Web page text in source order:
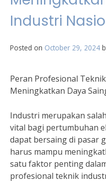
Industri
Posted on October 29, 2024
Peran Profesional
Meningkatkan Daya
Industri merupakan
vital bagi pertumbuhan
dapat bersaing di pasar
harus mampu
satu faktor penting
profesional teknik